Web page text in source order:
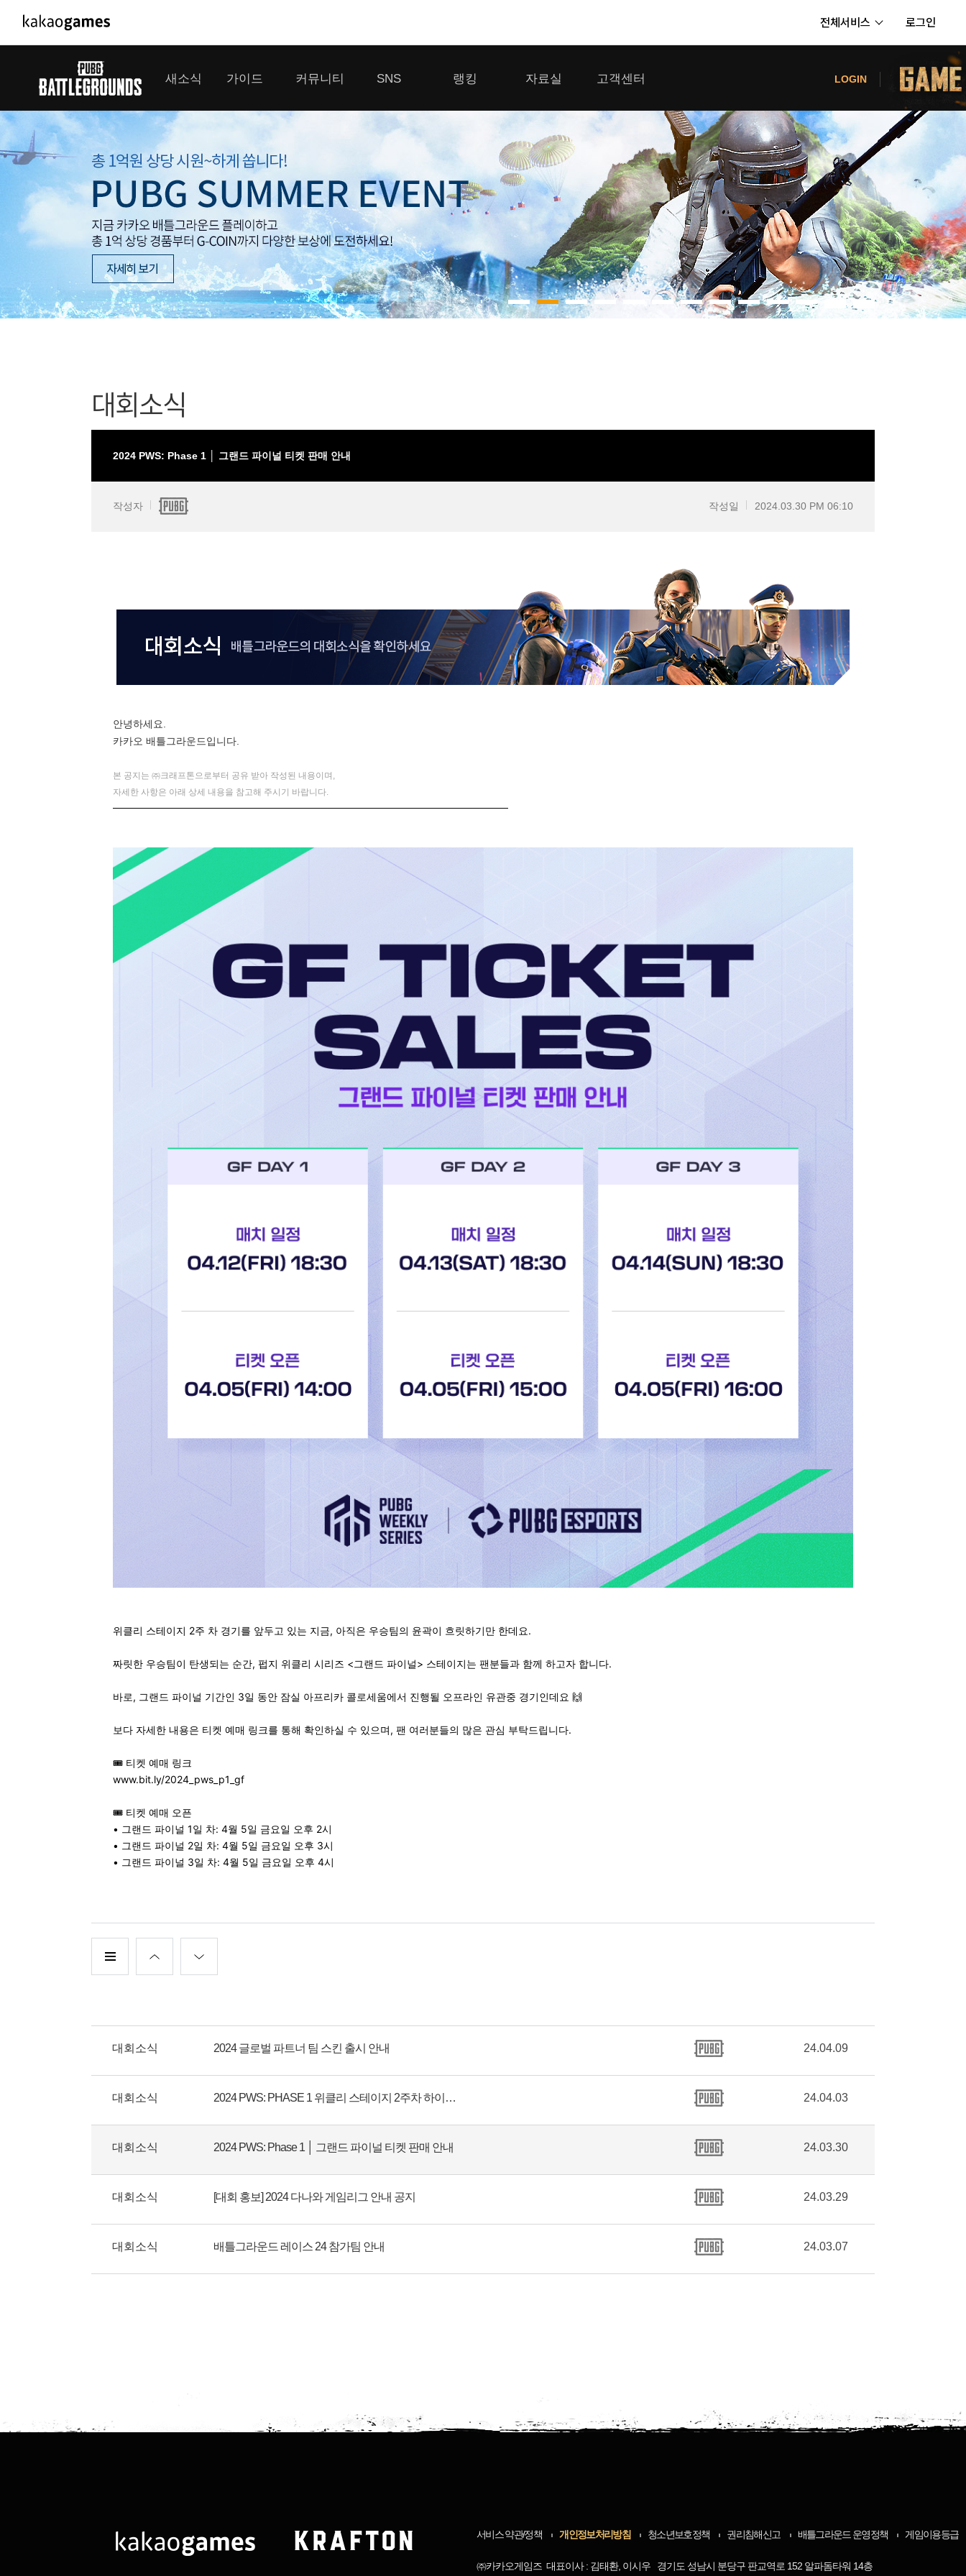
전체서비스 로그인
PC/모바일게임
도깨비의세계
오딘: 발할라 라이징
아키에이지 워
아레스 : 라이즈 오브 가디언즈
배틀그라운드
패스 오브 엑자일
우마무스메 프리티 더비
가디언 테일즈
프린세스 커넥트 Re:Dive
프렌즈팝콘
내정보
보안센터
고객센터
공지사항
카카오게임즈 PC방
게임코인
게임시간선택제
새소식
공지사항
GM소식
이벤트
업데이트
대회소식
가이드
게임 가이드
커뮤니티
미디어 게시판
클랜 라운지
모집 게시판
SNS
톡채널
랭킹
클랜 생존 리더보드
내 전적 히스토리
자료실
다운로드
고객센터
이용제한 이의신청
보안센터
LOGIN
대회소식
2024 PWS: Phase 1 │ 그랜드 파이널 티켓 판매 안내
작성자 작성일 2024.03.30 PM 06:10
안녕하세요.
카카오 배틀그라운드입니다.
본 공지는 ㈜크래프톤으로부터 공유 받아 작성된 내용이며,
자세한 사항은 아래 상세 내용을 참고해 주시기 바랍니다.
───────────────────────────────────────────────────────
위클리 스테이지 2주 차 경기를 앞두고 있는 지금, 아직은 우승팀의 윤곽이 흐릿하기만 한데요.
짜릿한 우승팀이 탄생되는 순간, 펍지 위클리 시리즈 <그랜드 파이널> 스테이지는 팬분들과 함께 하고자 합니다.
바로, 그랜드 파이널 기간인 3일 동안 잠실 아프리카 콜로세움에서 진행될 오프라인 유관중 경기인데요 🙌
보다 자세한 내용은 티켓 예매 링크를 통해 확인하실 수 있으며, 팬 여러분들의 많은 관심 부탁드립니다.
🎟 티켓 예매 링크
www.bit.ly/2024_pws_p1_gf
🎟 티켓 예매 오픈
• 그랜드 파이널 1일 차: 4월 5일 금요일 오후 2시
• 그랜드 파이널 2일 차: 4월 5일 금요일 오후 3시
• 그랜드 파이널 3일 차: 4월 5일 금요일 오후 4시
대회소식 2024 글로벌 파트너 팀 스킨 출시 안내 24.04.09
대회소식 2024 PWS: PHASE 1 위클리 스테이지 2주차 하이라이트 24.04.03
대회소식 2024 PWS: Phase 1 │ 그랜드 파이널 티켓 판매 안내 24.03.30
대회소식 [대회 홍보] 2024 다나와 게임리그 안내 공지 24.03.29
대회소식 배틀그라운드 레이스 24 참가팀 안내 24.03.07
서비스 약관/정책 개인정보처리방침 청소년보호정책 권리침해신고 배틀그라운드 운영정책 게임이용등급
㈜카카오게임즈 대표이사 : 김태환, 이시우 경기도 성남시 분당구 판교역로 152 알파돔타워 14층